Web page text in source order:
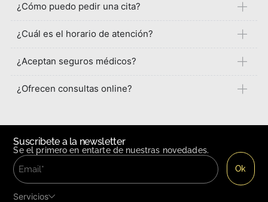
¿Cómo puedo pedir una cita?
¿Cuál es el horario de atención?
¿Aceptan seguros médicos?
¿Ofrecen consultas online?
Suscribete a la newsletter
Se el primero en entarte de nuestras novedades.
Servicios